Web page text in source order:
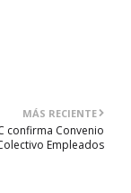
MÁS RECIENTE
confirma Convenio
Empleados